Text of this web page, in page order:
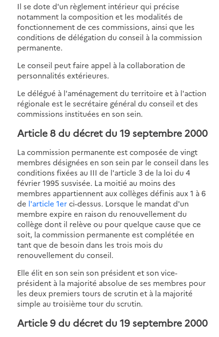
Il se dote d'un règlement intérieur qui précise
notamment la composition et les modalités de
fonctionnement de ces commissions, ainsi que les
conditions de délégation du conseil à la commission
permanente.
Le conseil peut faire appel à la collaboration de
personnalités extérieures.
Le délégué à l'aménagement du territoire et à l'action
régionale est le secrétaire général du conseil et des
commissions instituées en son sein.
Article 8 du décret du 19 septembre 2000
La commission permanente est composée de vingt
membres désignées en son sein par le conseil dans les
conditions fixées au III de l'article 3 de la loi du 4
février 1995 susvisée. La moitié au moins des
membres appartiennent aux collèges définis aux 1 à 6
de l'article 1erci-dessus. Lorsque le mandat d'un
membre expire en raison du renouvellement du
collège dont il relève ou pour quelque cause que ce
soit, la commission permanente est complétée en
tant que de besoin dans les trois mois du
renouvellement du conseil.
Elle élit en son sein son président et son vice-
président à la majorité absolue de ses membres pour
les deux premiers tours de scrutin et à la majorité
simple au troisième tour du scrutin.
Article 9 du décret du 19 septembre 2000